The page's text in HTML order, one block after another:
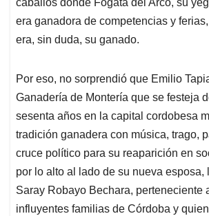
caballos donde Fogata del Arco, su
era ganadora de competencias y
era, sin duda, su ganado.
Por eso, no sorprendió que Emilio
Ganadería de Montería que se festeja
sesenta años en la capital cordobesa
tradición ganadera con música, trago,
cruce político para su reaparición en
por lo alto al lado de su nueva esposa,
Saray Robayo Bechara, perteneciente
influyentes familias de Córdoba y